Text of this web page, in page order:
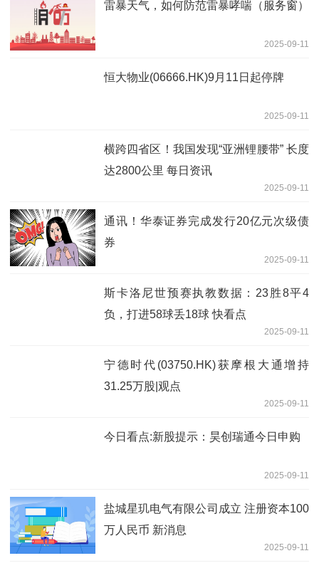
雷暴天气，如何防范雷暴哮喘（服务窗）
2025-09-11
恒大物业(06666.HK)9月11日起停牌
2025-09-11
横跨四省区！我国发现“亚洲锂腰带” 长度
达2800公里 每日资讯
2025-09-11
通讯！华泰证券完成发行20亿元次级债
券
2025-09-11
斯卡洛尼世预赛执教数据：23胜8平4
负，打进58球丢18球 快看点
2025-09-11
宁德时代(03750.HK)获摩根大通增持
31.25万股|观点
2025-09-11
今日看点:新股提示：昊创瑞通今日申购
2025-09-11
盐城星玑电气有限公司成立 注册资本100
万人民币 新消息
2025-09-11